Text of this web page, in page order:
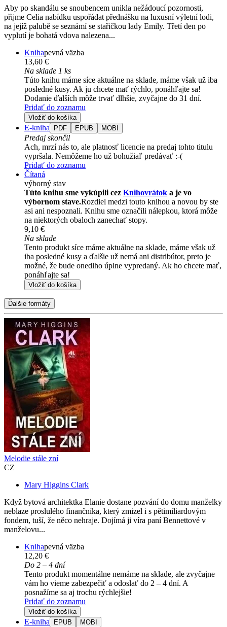
Aby po skandálu se snoubencem unikla nežádoucí pozornosti,
přijme Celia nabídku uspořádat přednášku na luxusní výletní lodi,
na jejíž palubě se seznámí se stařičkou lady Emily. Třetí den po
vyplutí je bohatá vdova nalezena...
Knihapevná väzba
13,60 €
Na sklade 1 ks
Túto knihu máme síce aktuálne na sklade, máme však už iba
posledné kusy. Ak ju chcete mať rýchlo, ponáhľajte sa!
Dodanie ďalších môže trvať dlhšie, zvyčajne do 31 dní.
Pridať do zoznamu
Vložiť do košíka
E-kniha PDF EPUB MOBI
Predaj skončil
Ach, mrzí nás to, ale platnosť licencie na predaj tohto titulu
vypršala. Nemôžeme ho už bohužiaľ predávať :-(
Pridať do zoznamu
Čítaná
výborný stav
Túto knihu sme vykúpili cez Knihovrátok a je vo
výbornom stave.Rozdiel medzi touto knihou a novou by ste
asi ani nespoznali. Knihu sme označili nálepkou, ktorá môže
na niektorých obaloch zanechať stopy.
9,10 €
Na sklade
Tento produkt síce máme aktuálne na sklade, máme však už
iba posledné kusy a ďalšie už nemá ani distribútor, preto je
možné, že bude onedlho úplne vypredaný. Ak ho chcete mať,
ponáhľajte sa!
Vložiť do košíka
Ďalšie formáty
Melodie stále zní
CZ
Mary Higgins Clark
Když bytová architektka Elanie dostane pozvání do domu manželky
neblaze proslulého finančníka, který zmizel i s pětimiliardovým
fondem, tuší, že něco nehraje. Dojímá ji víra paní Bennettové v
manželovu...
Knihapevná väzba
12,20 €
Do 2 – 4 dní
Tento produkt momentálne nemáme na sklade, ale zvyčajne
vám ho vieme zabezpečiť a odoslať do 2 – 4 dní. A
posnažíme sa aj trochu rýchlejšie!
Pridať do zoznamu
Vložiť do košíka
E-kniha EPUB MOBI